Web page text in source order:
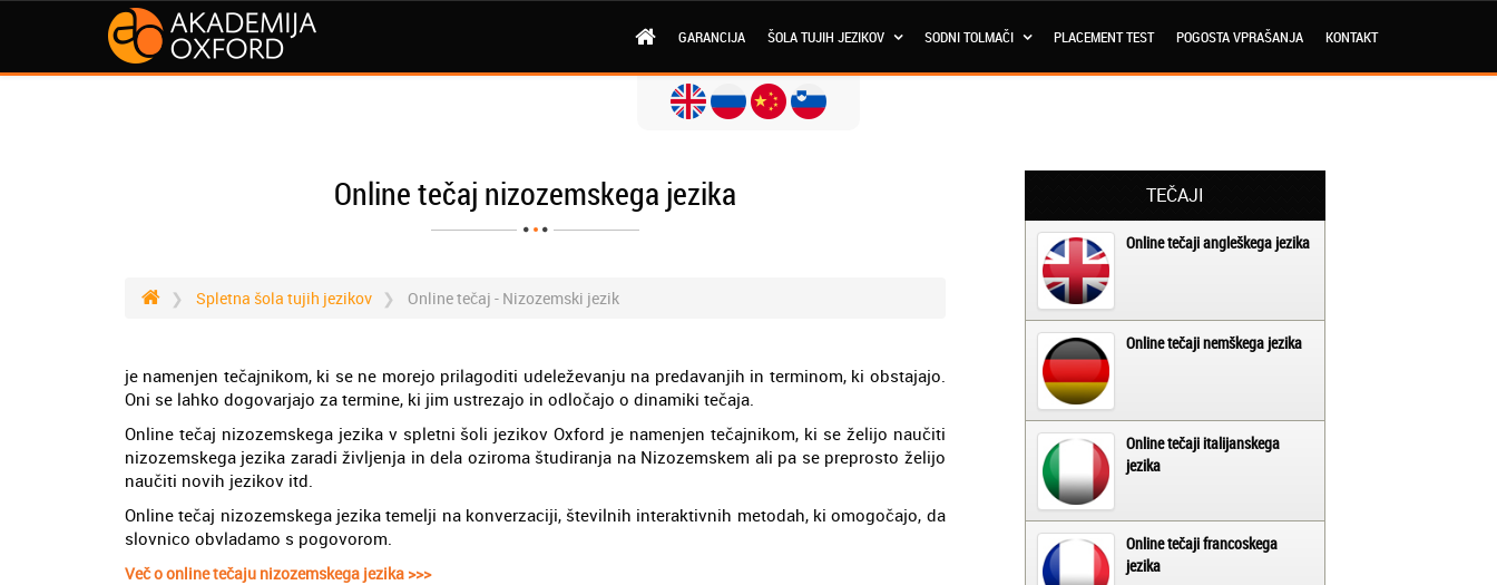
GARANCIJA ŠOLA TUJIH JEZIKOV SODNI TOLMAČI PLACEMENT TEST POGOSTA VPRAŠANJA KONTAKT
Online tečaj nizozemskega jezika
Spletna šola tujih jezikov Online tečaj - Nizozemski jezik
je namenjen tečajnikom, ki se ne morejo prilagoditi udeleževanju na predavanjih in terminom, ki obstajajo.
Oni se lahko dogovarjajo za termine, ki jim ustrezajo in odločajo o dinamiki tečaja.
Online tečaj nizozemskega jezika v spletni šoli jezikov Oxford je namenjen tečajnikom, ki se želijo naučiti
nizozemskega jezika zaradi življenja in dela oziroma študiranja na Nizozemskem ali pa se preprosto želijo
naučiti novih jezikov itd.
Online tečaj nizozemskega jezika temelji na konverzaciji, številnih interaktivnih metodah, ki omogočajo, da
slovnico obvladamo s pogovorom.
Več o online tečaju nizozemskega jezika >>>
TEČAJI
Online tečaji angleškega jezika
Online tečaji nemškega jezika
Online tečaji italijanskega
jezika
Online tečaji francoskega
jezika